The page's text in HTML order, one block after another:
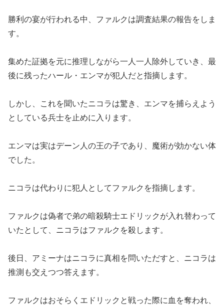
勝利の宴が行われる中、ファルクは調査結果の報告をしま
す。
集めた証拠を元に推理しながら一人一人除外していき、最
後に残ったハール・エンマが犯人だと指摘します。
しかし、これを聞いたニコラは驚き、エンマを捕らえよう
としている兵士を止めに入ります。
エンマは実はデーン人の王の子であり、魔術が効かない体
でした。
ニコラは代わりに犯人としてファルクを指摘します。
ファルクは偽者で弟の暗殺騎士エドリックが入れ替わって
いたとして、ニコラはファルクを殺します。
後日、アミーナはニコラに真相を問いただすと、ニコラは
推測も交えつつ答えます。
ファルクはおそらくエドリックと戦った際に血を奪われ、